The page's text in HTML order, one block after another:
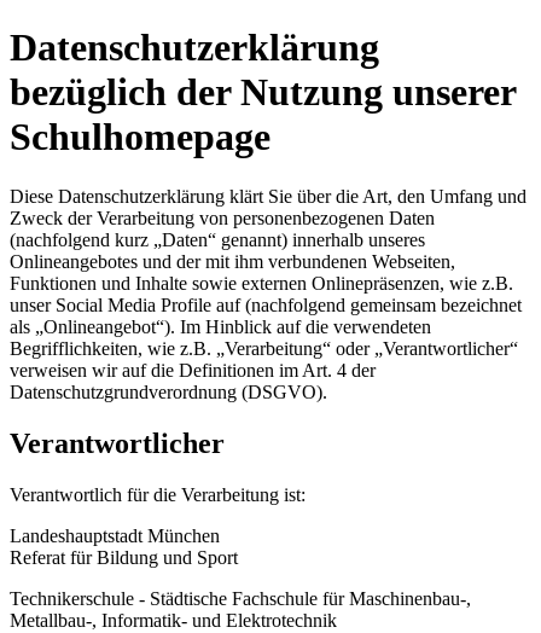
Datenschutzerklärung
bezüglich der Nutzung unserer
Schulhomepage
Diese Datenschutzerklärung klärt Sie über die Art, den Umfang und
Zweck der Verarbeitung von personenbezogenen Daten
(nachfolgend kurz „Daten“ genannt) innerhalb unseres
Onlineangebotes und der mit ihm verbundenen Webseiten,
Funktionen und Inhalte sowie externen Onlinepräsenzen, wie z.B.
unser Social Media Profile auf (nachfolgend gemeinsam bezeichnet
als „Onlineangebot“). Im Hinblick auf die verwendeten
Begrifflichkeiten, wie z.B. „Verarbeitung“ oder „Verantwortlicher“
verweisen wir auf die Definitionen im Art. 4 der
Datenschutzgrundverordnung (DSGVO).
Verantwortlicher
Verantwortlich für die Verarbeitung ist:
Landeshauptstadt München
Referat für Bildung und Sport
Technikerschule - Städtische Fachschule für Maschinenbau-,
Metallbau-, Informatik- und Elektrotechnik